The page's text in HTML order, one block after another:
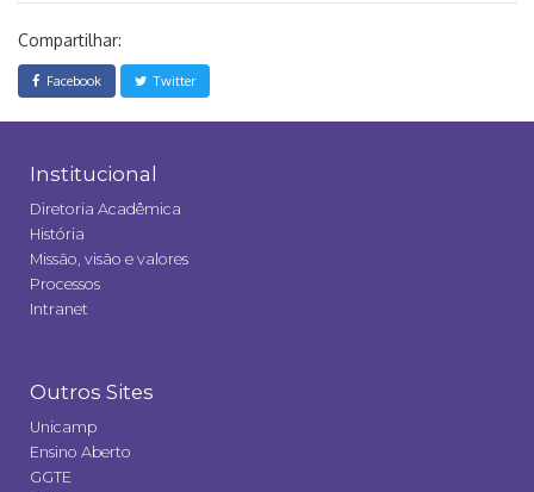
Compartilhar:
Facebook Twitter
Institucional
Diretoria Acadêmica
História
Missão, visão e valores
Processos
Intranet
Outros Sites
Unicamp
Ensino Aberto
GGTE